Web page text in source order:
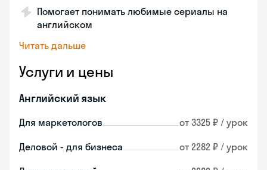
Помогает понимать любимые сериалы на
английском
Читать дальше
Услуги и цены
Английский язык
Для маркетологов от 3325 ₽ / урок
Деловой - для бизнеса от 2282 ₽ / урок